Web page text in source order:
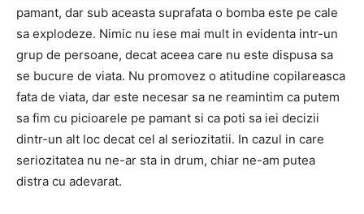
pamant, dar sub aceasta suprafata o bomba este pe cale
sa explodeze. Nimic nu iese mai mult in evidenta intr-un
grup de persoane, decat aceea care nu este dispusa sa
se bucure de viata. Nu promovez o atitudine copilareasca
fata de viata, dar este necesar sa ne reamintim ca putem
sa fim cu picioarele pe pamant si ca poti sa iei decizii
dintr-un alt loc decat cel al seriozitatii. In cazul in care
seriozitatea nu ne-ar sta in drum, chiar ne-am putea
distra cu adevarat.